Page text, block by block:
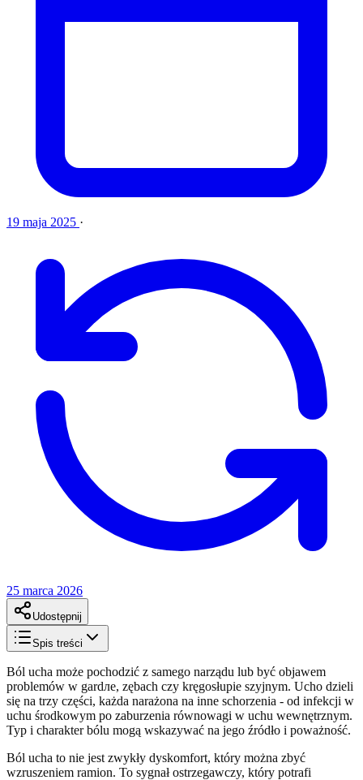
19 maja 2025 ·
25 marca 2026
Udostępnij
Spis treści
Ból ucha może pochodzić z samego narządu lub być objawem
problemów w gardле, zębach czy kręgosłupie szyjnym. Ucho dzieli
się na trzy części, każda narażona na inne schorzenia - od infekcji w
uchu środkowym po zaburzenia równowagi w uchu wewnętrznym.
Typ i charakter bólu mogą wskazywać na jego źródło i poważność.
Ból ucha to nie jest zwykły dyskomfort, który można zbyć
wzruszeniem ramion. To sygnał ostrzegawczy, który potrafi